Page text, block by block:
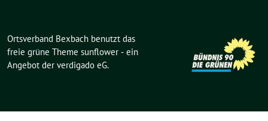
Ortsverband Bexbach benutzt das
freie grüne Theme sunflower ‐ ein
Angebot der verdigado eG.